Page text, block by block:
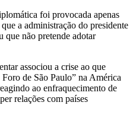
foi provocada apenas
a administração do presidente
não pretende adotar
associou a crise ao que
de São Paulo” na América
ao enfraquecimento de
relações com países